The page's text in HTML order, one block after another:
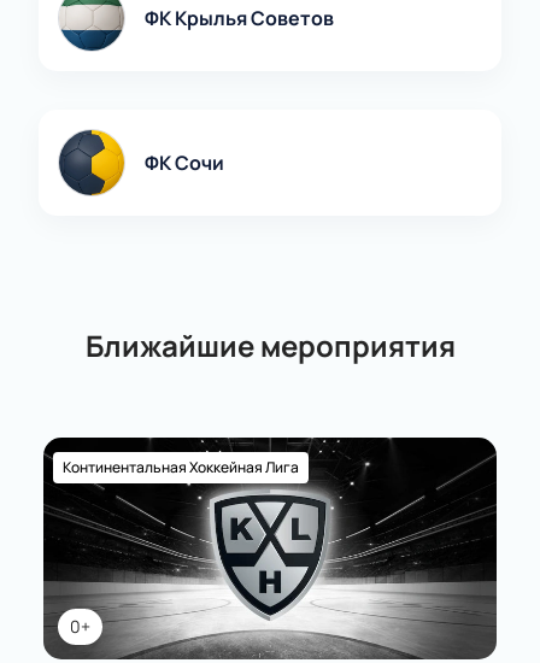
ФК Крылья Советов
ФК Сочи
Ближайшие мероприятия
0+
Континентальная Хоккейная Лига